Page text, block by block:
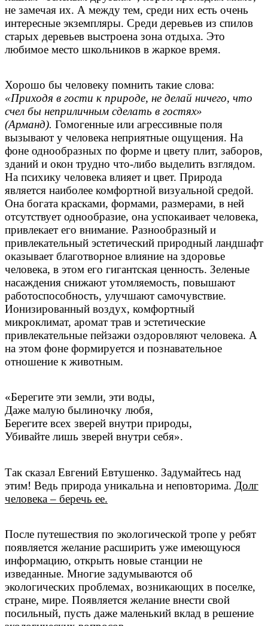
не замечая их. А между тем, среди них есть очень
интересные экземпляры. Среди деревьев из спилов
старых деревьев выстроена зона отдыха. Это
любимое место школьников в жаркое время.
Хорошо бы человеку помнить такие слова:
«Приходя в гости к природе, не делай ничего, что
счел бы неприличным сделать в гостях»
(Арманд). Гомогенные или агрессивные поля
вызывают у человека неприятные ощущения. На
фоне однообразных по форме и цвету плит, заборов,
зданий и окон трудно что-либо выделить взглядом.
На психику человека влияет и цвет. Природа
является наиболее комфортной визуальной средой.
Она богата красками, формами, размерами, в ней
отсутствует однообразие, она успокаивает человека,
привлекает его внимание. Разнообразный и
привлекательный эстетический природный ландшафт
оказывает благотворное влияние на здоровье
человека, в этом его гигантская ценность. Зеленые
насаждения снижают утомляемость, повышают
работоспособность, улучшают самочувствие.
Ионизированный воздух, комфортный
микроклимат, аромат трав и эстетические
привлекательные пейзажи оздоровляют человека. А
на этом фоне формируется и познавательное
отношение к животным.
«Берегите эти земли, эти воды,
Даже малую былиночку любя,
Берегите всех зверей внутри природы,
Убивайте лишь зверей внутри себя».
Так сказал Евгений Евтушенко. Задумайтесь над
этим! Ведь природа уникальна и неповторима. Долг
человека – беречь ее.
После путешествия по экологической тропе у ребят
появляется желание расширить уже имеющуюся
информацию, открыть новые станции не
изведанные. Многие задумываются об
экологических проблемах, возникающих в поселке,
стране, мире. Появляется желание внести свой
посильный, пусть даже маленький вклад в решение